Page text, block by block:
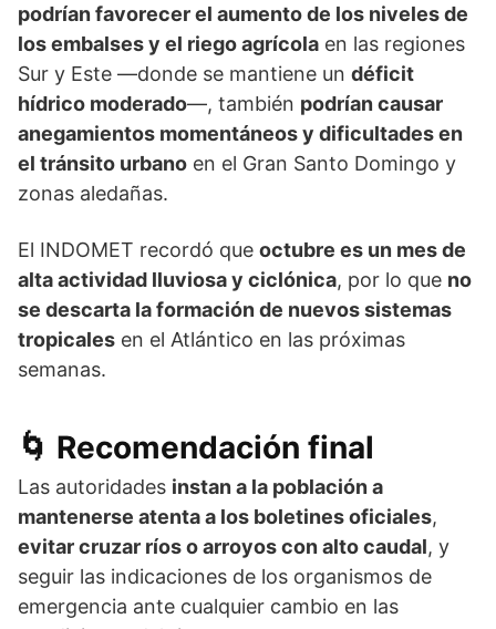
podrían favorecer el aumento de los niveles de
los embalses y el riego agrícola en las regiones
Sur y Este —donde se mantiene un déficit
hídrico moderado—, también podrían causar
anegamientos momentáneos y dificultades en
el tránsito urbano en el Gran Santo Domingo y
zonas aledañas.
El INDOMET recordó que octubre es un mes de
alta actividad lluviosa y ciclónica, por lo que no
se descarta la formación de nuevos sistemas
tropicales en el Atlántico en las próximas
semanas.
🌀 Recomendación final
Las autoridades instan a la población a
mantenerse atenta a los boletines oficiales,
evitar cruzar ríos o arroyos con alto caudal, y
seguir las indicaciones de los organismos de
emergencia ante cualquier cambio en las